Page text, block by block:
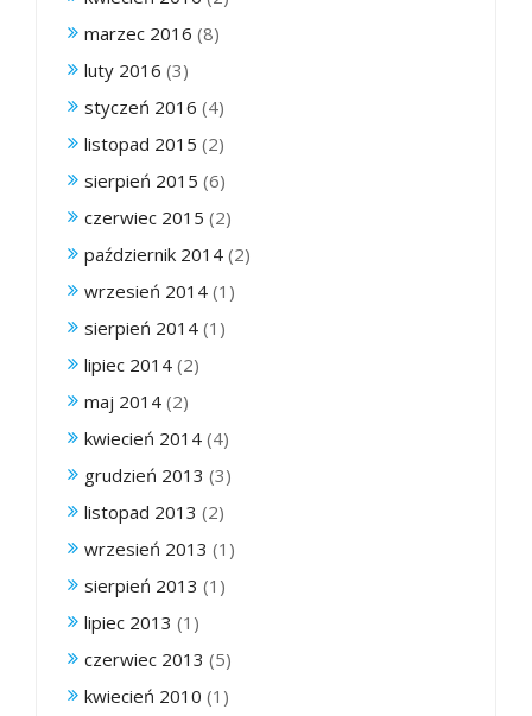
marzec 2016 (8)
luty 2016 (3)
styczeń 2016 (4)
listopad 2015 (2)
sierpień 2015 (6)
czerwiec 2015 (2)
październik 2014 (2)
wrzesień 2014 (1)
sierpień 2014 (1)
lipiec 2014 (2)
maj 2014 (2)
kwiecień 2014 (4)
grudzień 2013 (3)
listopad 2013 (2)
wrzesień 2013 (1)
sierpień 2013 (1)
lipiec 2013 (1)
czerwiec 2013 (5)
kwiecień 2010 (1)